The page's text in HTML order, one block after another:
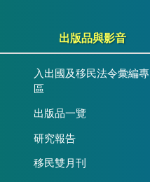
出版品與影音
入出國及移民法令彙編專
區
出版品一覽
研究報告
移民雙月刊